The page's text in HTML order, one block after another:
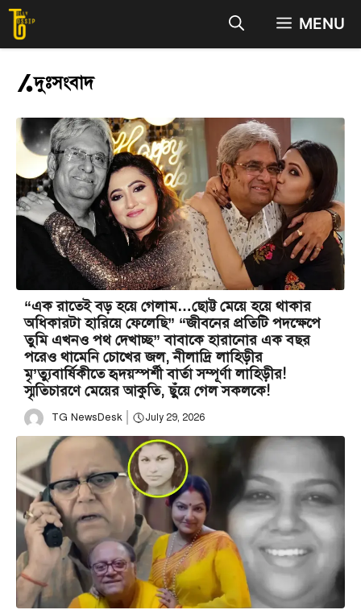
Skip
content
MENU
দুঃসংবাদ
“এক রাতেই বড় হয়ে গেলাম…ছোট্ট মেয়ে হয়ে থাকার
অধিকারটা হারিয়ে ফেলেছি” “জীবনের প্রতিটি পদক্ষেপে
তুমি এখনও পথ দেখাচ্ছ” বাবাকে হারানোর এক বছর
পরেও থামেনি চোখের জল, নীলাদ্রি লাহিড়ীর
মৃ’ত্যুবার্ষিকীতে হৃদয়স্পর্শী বার্তা সম্পূর্ণা লাহিড়ীর!
স্মৃতিচারণে মেয়ের আকুতি, ছুঁয়ে গেল সকলকে!
TG NewsDesk July 29, 2026